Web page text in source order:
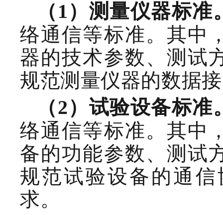
（ 1）测量仪器标准
络通信等标准。其中
器的技术参数、测试
规范测量仪器的数据
（2）试验设备标准
络通信等标准。其中
备的功能参数、测试
规范试验设备的通
求。